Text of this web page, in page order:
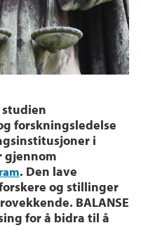
forskningsledelse
i
gjennom
. Den lave
og stillinger
BALANSE
for å bidra til å